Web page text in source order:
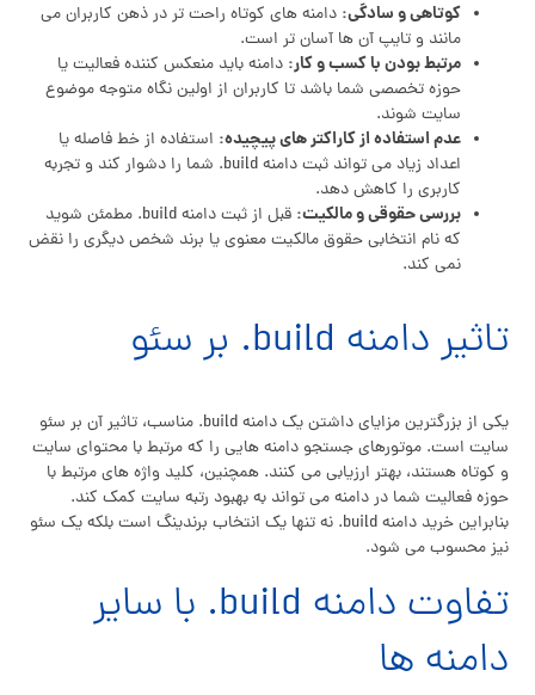
کوتاهی و سادگی: دامنه های کوتاه راحت تر در ذهن کاربران می
مانند و تایپ آن ها آسان تر است.
مرتبط بودن با کسب و کار: دامنه باید منعکس کننده فعالیت یا
حوزه تخصصی شما باشد تا کاربران از اولین نگاه متوجه موضوع
سایت شوند.
عدم استفاده از کاراکتر های پیچیده: استفاده از خط فاصله یا
اعداد زیاد می تواند ثبت دامنه build. شما را دشوار کند و تجربه
کاربری را کاهش دهد.
بررسی حقوقی و مالکیت:
قبل از ثبت دامنه build. مطمئن شوید
که نام انتخابی حقوق مالکیت معنوی یا برند شخص دیگری را نقض
نمی کند.
تاثیر دامنه build. بر سئو
یکی از بزرگترین مزایای داشتن یک دامنه build. مناسب، تاثیر آن بر سئو
سایت است. موتورهای جستجو دامنه هایی را که مرتبط با محتوای سایت
و کوتاه هستند، بهتر ارزیابی می کنند. همچنین، کلید واژه های مرتبط با
حوزه فعالیت شما در دامنه می تواند به بهبود رتبه سایت کمک کند.
بنابراین خرید دامنه build. نه تنها یک انتخاب برندینگ است بلکه یک سئو
نیز محسوب می شود.
تفاوت دامنه build. با سایر
دامنه ها